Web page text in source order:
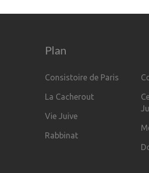
Plan
Consistoire de Paris
La Cacherout
Vie Juive
Rabbinat